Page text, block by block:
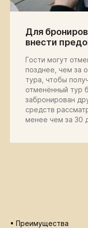
Для
внести
Гости могут
позднее, чем за
тура, чтобы
отменённый тур
забронирован
средств
менее чем за 30
• Преимущества
25
автомобилями,
доставляют
самые
удивительные
которым мы по
и называем